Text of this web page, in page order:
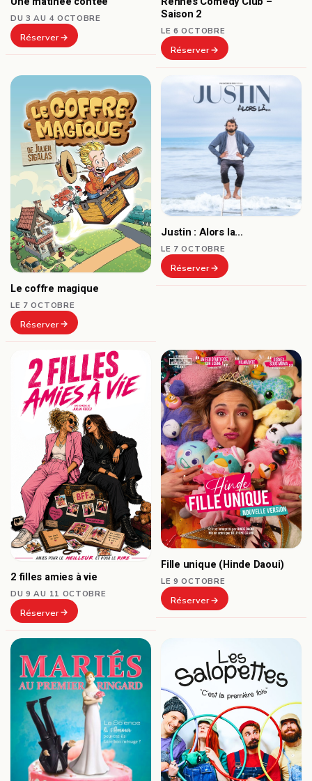
DU 3 AU 4 OCTOBRE
Réserver
Saison 2
LE 6 OCTOBRE
Réserver
Le coffre magique
LE 7 OCTOBRE
Réserver
Justin : Alors la…
LE 7 OCTOBRE
Réserver
2 filles amies à vie
DU 9 AU 11 OCTOBRE
Réserver
Fille unique (Hinde Daoui)
LE 9 OCTOBRE
Réserver